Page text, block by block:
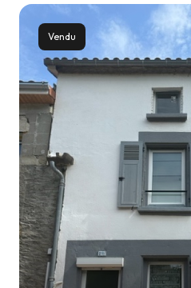
NOS
BIENS
VENDUS
ESTIMER
VOTRE
BIEN
CONTACT
Vendu